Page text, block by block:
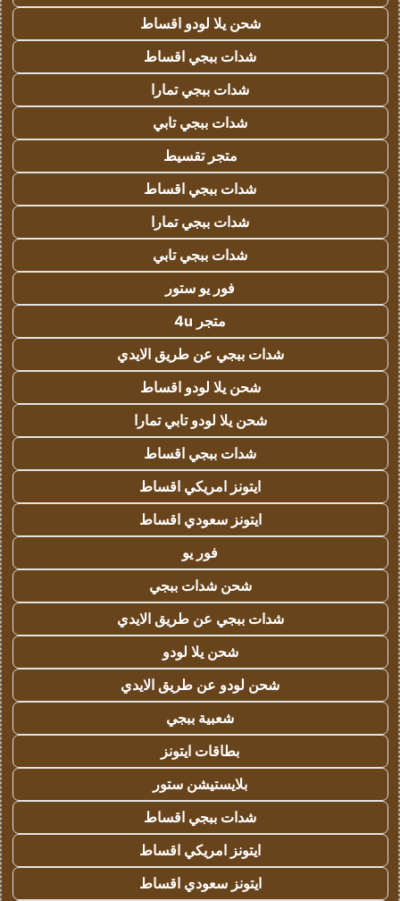
شحن يلا لودو اقساط
شدات ببجي اقساط
شدات ببجي تمارا
شدات ببجي تابي
متجر تقسيط
شدات ببجي اقساط
شدات ببجي تمارا
شدات ببجي تابي
فور يو ستور
متجر 4u
شدات ببجي عن طريق الايدي
شحن يلا لودو اقساط
شحن يلا لودو تابي تمارا
شدات ببجي اقساط
ايتونز امريكي اقساط
ايتونز سعودي اقساط
فور يو
شحن شدات ببجي
شدات ببجي عن طريق الايدي
شحن يلا لودو
شحن لودو عن طريق الايدي
شعبية ببجي
بطاقات ايتونز
بلايستيشن ستور
شدات ببجي اقساط
ايتونز امريكي اقساط
ايتونز سعودي اقساط